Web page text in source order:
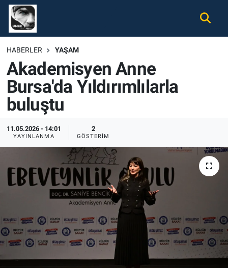
HABERLER YAŞAM
Akademisyen Anne
Bursa'da Yıldırımlılarla
buluştu
11.05.2026 - 14:01
YAYINLANMA
2
GÖSTERIM
Gündem
Ekonomi
Spor
Magazin
Tüm Haberler
İletişim
Künye
Nöbetçi Eczaneler
Hava Durumu
Namaz Vakitleri
Trafik Durumu
Süper Lig Puan Durumu ve Fikstür
Tüm Manşetler
Son Dakika Haberleri
Haber Arşivi